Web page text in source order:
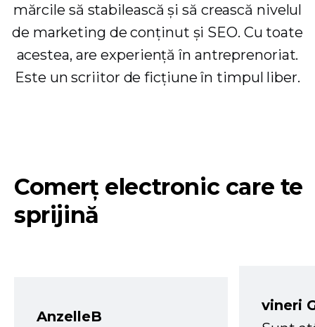
mărcile să stabilească și să crească nivelul
de marketing de conținut și SEO. Cu toate
acestea, are experiență în antreprenoriat.
Este un scriitor de ficțiune în timpul liber.
Comerț electronic care te
sprijină
AnzelleB
vineri